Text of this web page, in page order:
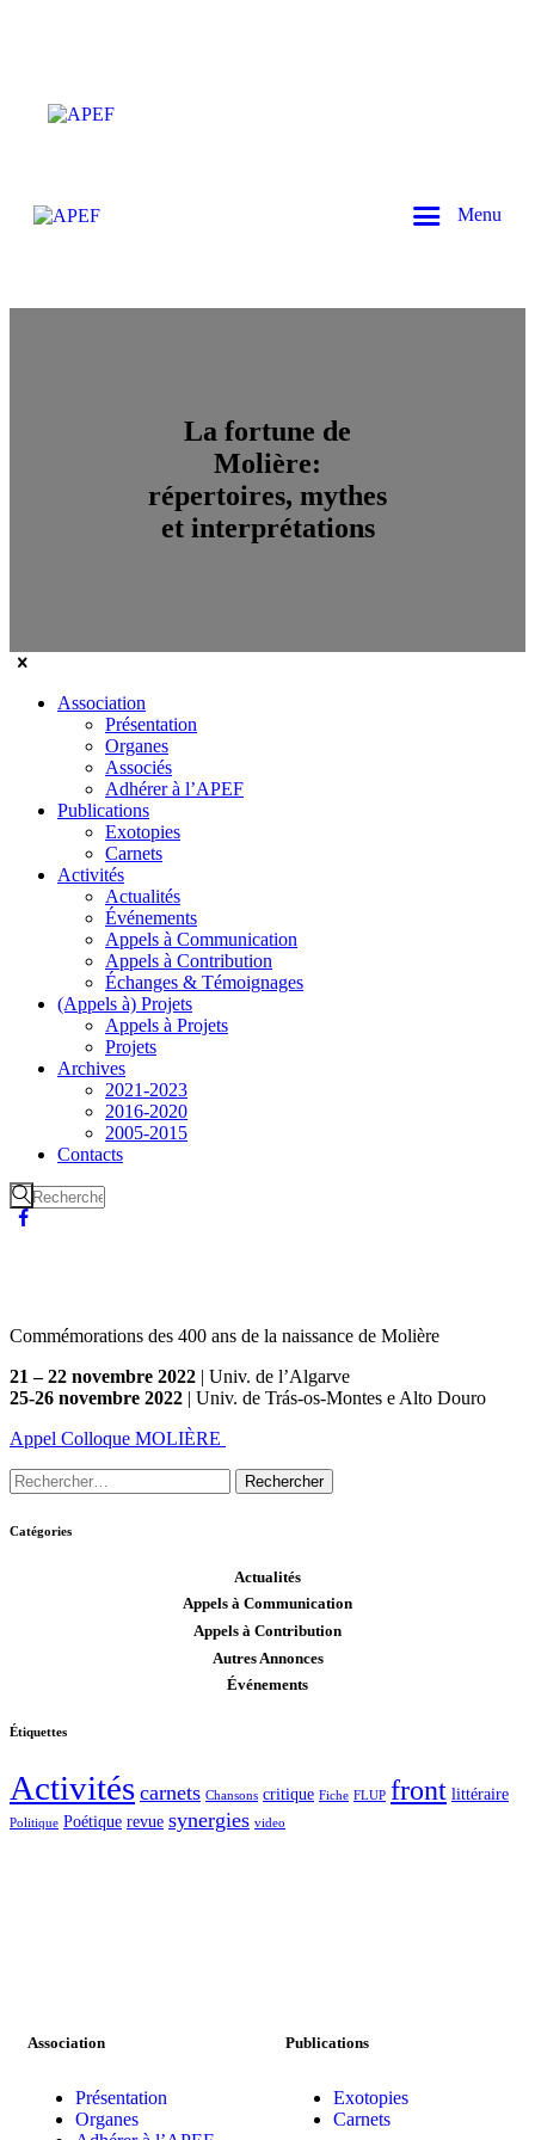
Menu
La fortune de
Molière:
répertoires, mythes
et interprétations
Association
Présentation
Organes
Associés
Adhérer à l’APEF
Publications
Exotopies
Carnets
Activités
Actualités
Événements
Appels à Communication
Appels à Contribution
Échanges & Témoignages
(Appels à) Projets
Appels à Projets
Projets
Archives
2021-2023
2016-2020
2005-2015
Contacts
Commémorations des 400 ans de la naissance de Molière
21 – 22 novembre 2022 | Univ. de l’Algarve
25-26 novembre 2022 | Univ. de Trás-os-Montes e Alto Douro
Appel Colloque MOLIÈRE
Catégories
Actualités
Appels à Communication
Appels à Contribution
Autres Annonces
Événements
Étiquettes
Activités carnets Chansons critique Fiche FLUP front littéraire
Politique Poétique revue synergies video
Association
Présentation
Organes
Publications
Exotopies
Carnets